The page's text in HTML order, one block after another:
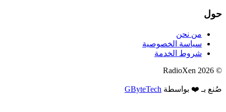
حول
من نحن
سياسة الخصوصية
شروط الخدمة
© 2026 RadioXen
صُنع بـ ❤️ بواسطة GByteTech